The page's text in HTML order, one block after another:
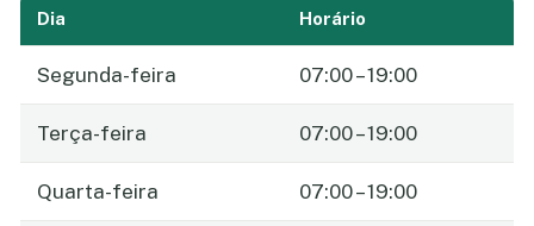
Dia Horário
Segunda-feira 07:00 – 19:00
Terça-feira 07:00 – 19:00
Quarta-feira 07:00 – 19:00